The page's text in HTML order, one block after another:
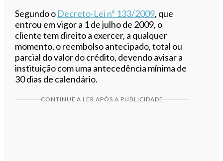
Segundo o Decreto-Lei nº 133/2009, que
entrou em vigor a 1 de julho de 2009, o
cliente tem direito a exercer, a qualquer
momento, o reembolso antecipado, total ou
parcial do valor do crédito, devendo avisar a
instituição com uma antecedência mínima de
30 dias de calendário.
CONTINUE A LER APÓS A PUBLICIDADE